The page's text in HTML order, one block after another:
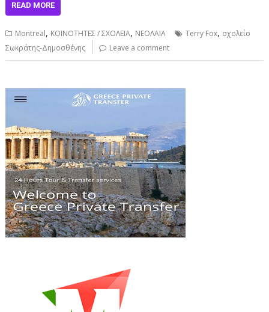
READ MORE
Montreal, ΚΟΙΝΟΤΗΤΕΣ / ΣΧΟΛΕΙΑ, ΝΕΟΛΑΙΑ Terry Fox, σχολείο
Σωκράτης-Δημοσθένης
Leave a comment